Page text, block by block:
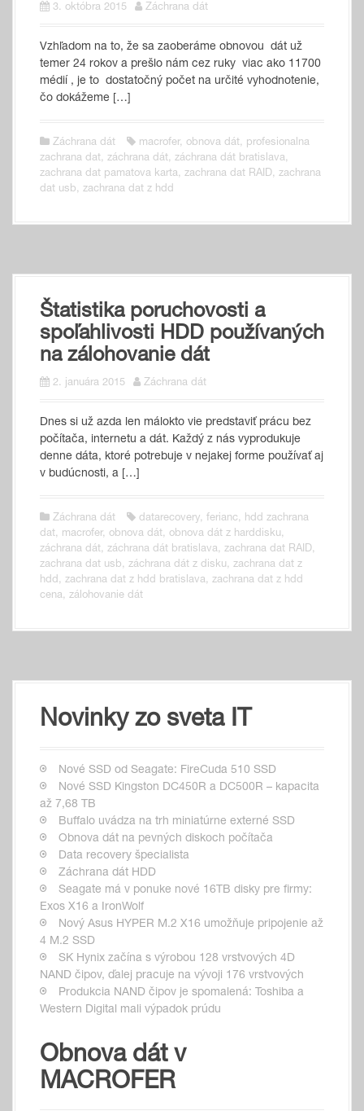
3. októbra 2015 Záchrana dát
Vzhľadom na to, že sa zaoberáme obnovou dát už
temer 24 rokov a prešlo nám cez ruky viac ako 11700
médií , je to dostatočný počet na určité vyhodnotenie,
čo dokážeme […]
Záchrana dát macrofer, obnova dát, profesionalna
zachrana dat, záchrana dát, záchrana dát bratislava,
zachrana dat pamatova karta, zachrana dat RAID, zachrana
dat usb, zachrana dat z hdd
Štatistika poruchovosti a
spoľahlivosti HDD používaných
na zálohovanie dát
2. januára 2015 Záchrana dát
Dnes si už az­da len má­lok­to vie pred­sta­viť prá­cu bez
po­čí­ta­ča, inter­ne­tu a dát. Kaž­dý z nás vy­pro­du­ku­je
den­ne dá­ta, kto­ré pot­re­bu­je v ne­ja­kej for­me pou­ží­vať aj
v bu­dúc­nos­ti, a […]
Záchrana dát datarecovery, ferianc, hdd zachrana
dat, macrofer, obnova dát, obnova dát z harddisku,
záchrana dát, záchrana dát bratislava, zachrana dat RAID,
zachrana dat usb, záchrana dát z disku, zachrana dat z
hdd, zachrana dat z hdd bratislava, zachrana dat z hdd
cena, zálohovanie dát
Novinky zo sveta IT
Nové SSD od Seagate: FireCuda 510 SSD
Nové SSD Kingston DC450R a DC500R – kapacita
až 7,68 TB
Buffalo uvádza na trh miniatúrne externé SSD
Obnova dát na pevných diskoch počítača
Data recovery špecialista
Záchrana dát HDD
Seagate má v ponuke nové 16TB disky pre firmy:
Exos X16 a IronWolf
Nový Asus HYPER M.2 X16 umožňuje pripojenie až
4 M.2 SSD
SK Hynix začína s výrobou 128 vrstvových 4D
NAND čipov, ďalej pracuje na vývoji 176 vrstvových
Produkcia NAND čipov je spomalená: Toshiba a
Western Digital mali výpadok prúdu
Obnova dát v
MACROFER